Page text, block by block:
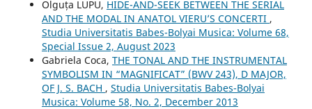
Olguța LUPU, HIDE-AND-SEEK BETWEEN THE SERIAL
AND THE MODAL IN ANATOL VIERU’S CONCERTI ,
Studia Universitatis Babes-Bolyai Musica: Volume 68,
Special Issue 2, August 2023
Gabriela Coca, THE TONAL AND THE INSTRUMENTAL
SYMBOLISM IN “MAGNIFICAT” (BWV 243), D MAJOR,
OF J. S. BACH , Studia Universitatis Babes-Bolyai
Musica: Volume 58, No. 2, December 2013